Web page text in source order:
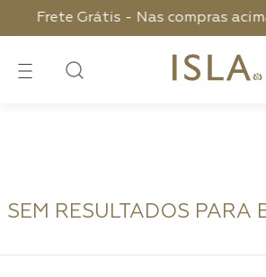
Frete Grátis - Nas compras
SEM RESULTADOS PARA